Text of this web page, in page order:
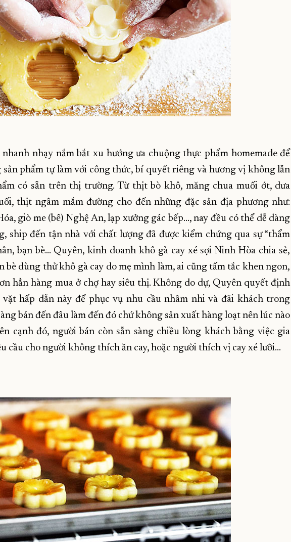
nhạy nắm bắt xu hướng ưa chuộng thực phẩm homemade để
phẩm tự làm với công thức, bí quyết riêng và hương vị không lẫn
có sẵn trên thị trường. Từ thịt bò khô, măng chua muối ớt, dưa
thịt ngâm mắm đường cho đến những đặc sản địa phương như:
giò me (bê) Nghệ An, lạp xưởng gác bếp…, nay đều có thể dễ dàng
ship đến tận nhà với chất lượng đã được kiểm chứng qua sự “thẩm
bạn bè... Quyên, kinh doanh khô gà cay xé sợi Ninh Hòa chia sẻ,
bè dùng thử khô gà cay do mẹ mình làm, ai cũng tấm tắc khen ngon,
hẳn hàng mua ở chợ hay siêu thị. Không do dự, Quyên quyết định
hấp dẫn này để phục vụ nhu cầu nhâm nhi và đãi khách trong
bán đến đâu làm đến đó chứ không sản xuất hàng loạt nên lúc nào
cạnh đó, người bán còn sẵn sàng chiều lòng khách bằng việc gia
cầu cho người không thích ăn cay, hoặc người thích vị cay xé lưỡi...